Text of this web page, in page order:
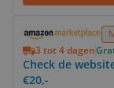
3 tot 4 dagen
Check de
€20,-